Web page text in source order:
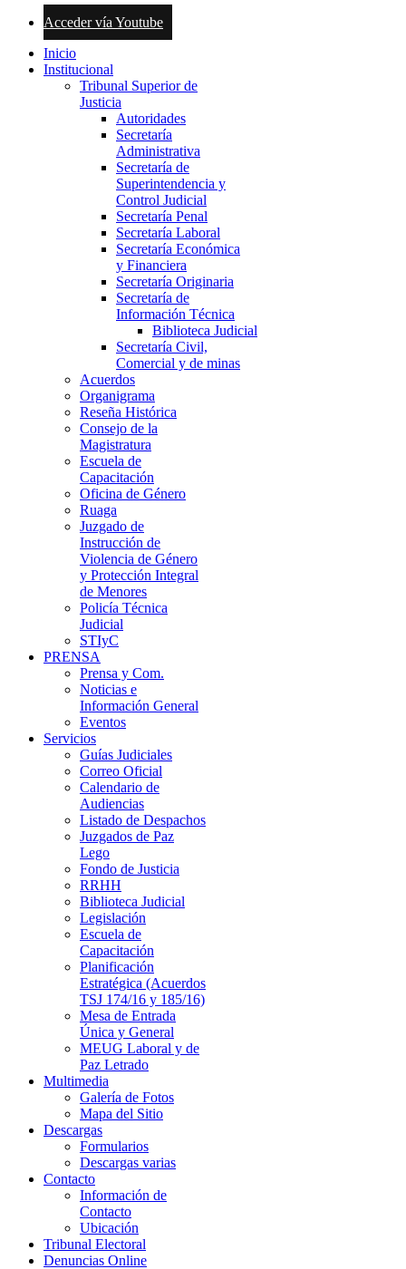
Acceder vía Youtube
Inicio
Institucional
Tribunal Superior de
Justicia
Autoridades
Secretaría
Administrativa
Secretaría de
Superintendencia y
Control Judicial
Secretaría Penal
Secretaría Laboral
Secretaría Económica
y Financiera
Secretaría Originaria
Secretaría de
Información Técnica
Biblioteca Judicial
Secretaría Civil,
Comercial y de minas
Acuerdos
Organigrama
Reseña Histórica
Consejo de la
Magistratura
Escuela de
Capacitación
Oficina de Género
Ruaga
Juzgado de
Instrucción de
Violencia de Género
y Protección Integral
de Menores
Policía Técnica
Judicial
STIyC
PRENSA
Prensa y Com.
Noticias e
Información General
Eventos
Servicios
Guías Judiciales
Correo Oficial
Calendario de
Audiencias
Listado de Despachos
Juzgados de Paz
Lego
Fondo de Justicia
RRHH
Biblioteca Judicial
Legislación
Escuela de
Capacitación
Planificación
Estratégica (Acuerdos
TSJ 174/16 y 185/16)
Mesa de Entrada
Única y General
MEUG Laboral y de
Paz Letrado
Multimedia
Galería de Fotos
Mapa del Sitio
Descargas
Formularios
Descargas varias
Contacto
Información de
Contacto
Ubicación
Tribunal Electoral
Denuncias Online